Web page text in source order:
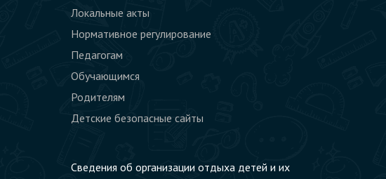
Локальные акты
Нормативное регулирование
Педагогам
Обучающимся
Родителям
Детские безопасные сайты
Сведения об организации отдыха детей и их